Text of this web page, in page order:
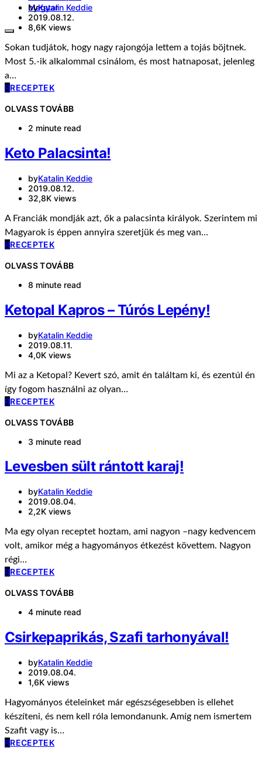
Magyar
byKatalin Keddie
2019.08.12.
8,6K views
Sokan tudjátok, hogy nagy rajongója lettem a tojás böjtnek.
Most 5.-ik alkalommal csinálom, és most hatnaposat, jelenleg
a…
RRECEPTEK
OLVASS TOVÁBB
2 minute read
Keto Palacsinta!
byKatalin Keddie
2019.08.12.
32,8K views
A Franciák mondják azt, ők a palacsinta királyok. Szerintem mi
Magyarok is éppen annyira szeretjük és meg van…
RRECEPTEK
OLVASS TOVÁBB
8 minute read
Ketopal Kapros – Túrós Lepény!
byKatalin Keddie
2019.08.11.
4,0K views
Mi az a Ketopal? Kevert szó, amit én találtam ki, és ezentúl én
így fogom használni az olyan…
RRECEPTEK
OLVASS TOVÁBB
3 minute read
Levesben sült rántott karaj!
byKatalin Keddie
2019.08.04.
2,2K views
Ma egy olyan receptet hoztam, ami nagyon –nagy kedvencem
volt, amikor még a hagyományos étkezést követtem. Nagyon
régi…
RRECEPTEK
OLVASS TOVÁBB
4 minute read
Csirkepaprikás, Szafi tarhonyával!
byKatalin Keddie
2019.08.04.
1,6K views
Hagyományos ételeinket már egészségesebben is ellehet
készíteni, és nem kell róla lemondanunk. Amíg nem ismertem
Szafit vagy is…
RRECEPTEK